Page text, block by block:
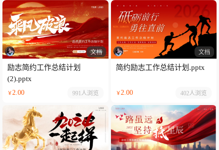
文档
励志简约工作总结计划
(2).pptx
￥2.00 991人浏览
文档
简约励志工作总结计划.pptx
￥2.00 402人浏览